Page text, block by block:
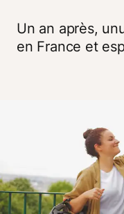
Un an après,
en France et